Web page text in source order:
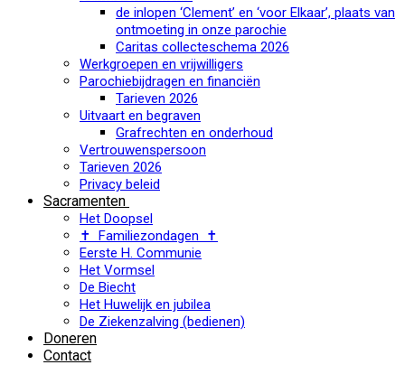
de inlopen ‘Clement’ en ‘voor Elkaar’, plaats van
ontmoeting in onze parochie
Caritas collecteschema 2026
Werkgroepen en vrijwilligers
Parochiebijdragen en financiën
Tarieven 2026
Uitvaart en begraven
Grafrechten en onderhoud
Vertrouwenspersoon
Tarieven 2026
Privacy beleid
Sacramenten
Het Doopsel
✝ Familiezondagen ✝
Eerste H. Communie
Het Vormsel
De Biecht
Het Huwelijk en jubilea
De Ziekenzalving (bedienen)
Doneren
Contact